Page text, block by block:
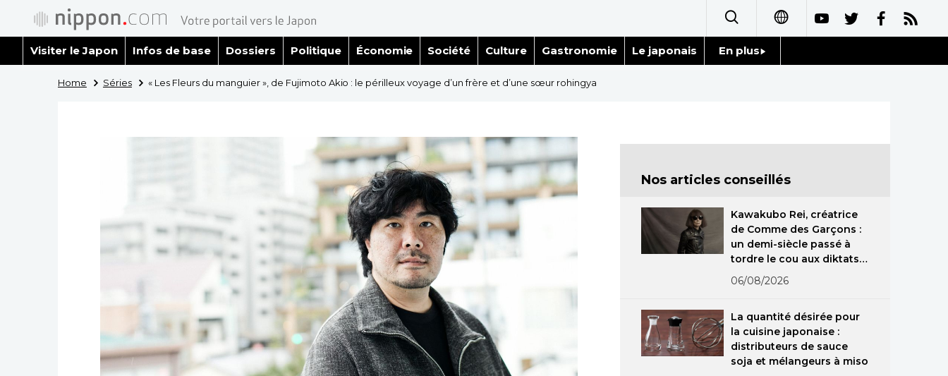
العربية
Visiter le Japon Infos de base Dossiers Politique Économie Société Culture Gastronomie Le japonais En plus
Images
Vidéos
Home Séries « Les Fleurs du manguier », de Fujimoto Akio : le périlleux voyage d’un frère et d’une sœur rohingya
Nos articles conseillés
Kawakubo Rei, créatrice
de Comme des Garçons :
un demi-siècle passé à
tordre le cou aux diktats
de la mode
06/08/2026
La quantité désirée pour
la cuisine japonaise :
distributeurs de sauce
soja et mélangeurs à miso